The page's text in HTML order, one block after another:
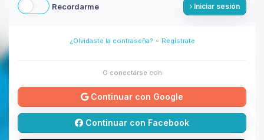
Recordarme Iniciar sesión
¿Olvidaste la contraseña? - Regístrate
O conectarse con
Continuar con Google
Continuar con Facebook